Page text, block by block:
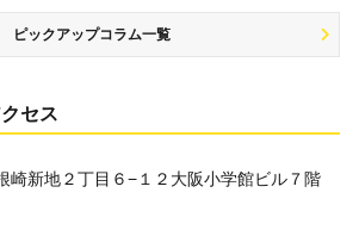
ピックアップコラム一覧
セス
崎新地２丁目６−１２大阪小学館ビル７階